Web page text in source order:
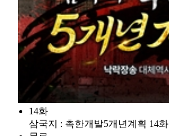
14화
삼국지 : 촉한개발5개년계획 14화